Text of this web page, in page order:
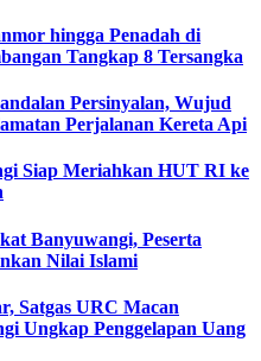
hingga Penadah di
Tangkap 8 Tersangka
Persinyalan, Wujud
Perjalanan Kereta Api
Siap Meriahkan HUT RI ke
Banyuwangi, Peserta
Nilai Islami
Satgas URC Macan
Ungkap Penggelapan Uang